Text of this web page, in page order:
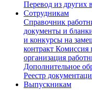
Перевод из других
Сотрудникам
Cправочник
документы и
и конкурсы на
контракт Комиссия
организация
Дополнительное
Реестр
Выпускникам